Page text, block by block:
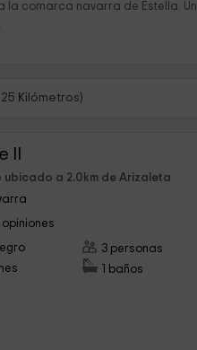
la comarca navarra de Estella. Un
Kilómetros)
II
ubicado a 2.0km de Arizaleta
opiniones
3 personas
1 baños